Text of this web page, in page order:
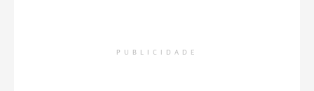
PUBLICIDADE